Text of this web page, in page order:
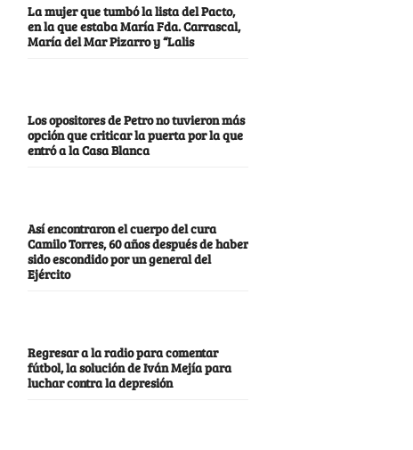
La mujer que tumbó la lista del Pacto,
en la que estaba María Fda. Carrascal,
María del Mar Pizarro y “Lalis
Los opositores de Petro no tuvieron más
opción que criticar la puerta por la que
entró a la Casa Blanca
Así encontraron el cuerpo del cura
Camilo Torres, 60 años después de haber
sido escondido por un general del
Ejército
Regresar a la radio para comentar
fútbol, la solución de Iván Mejía para
luchar contra la depresión